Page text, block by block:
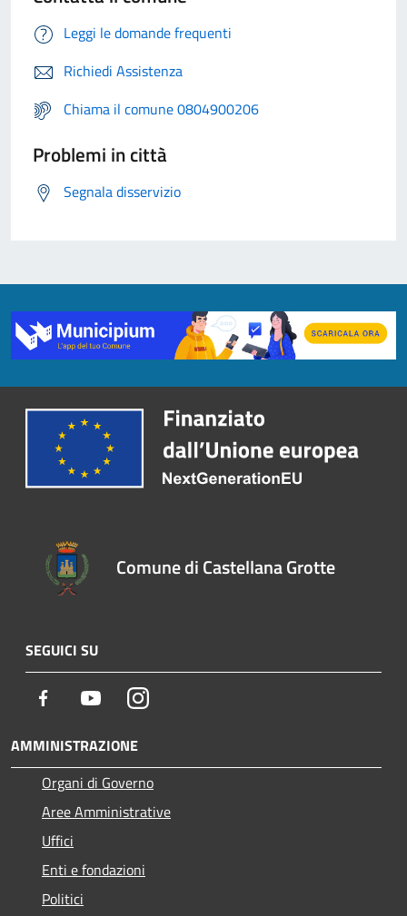
Leggi le domande frequenti
Richiedi Assistenza
Chiama il comune 0804900206
Problemi in città
Segnala disservizio
Comune di Castellana Grotte
SEGUICI SU
Facebook YoutubeInstagram
AMMINISTRAZIONE
Organi di Governo
Aree Amministrative
Uffici
Enti e fondazioni
Politici